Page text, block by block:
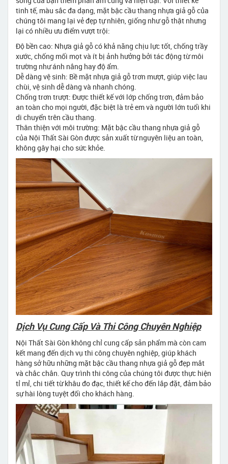
tinh tế, màu sắc đa dạng, mặt bậc cầu thang nhựa giả gỗ của
chúng tôi mang lại vẻ đẹp tự nhiên, giống như gỗ thật nhưng
lại có nhiều ưu điểm vượt trội:
Độ bền cao: Nhựa giả gỗ có khả năng chịu lực tốt, chống trầy
xước, chống mối mọt và ít bị ảnh hưởng bởi tác động từ môi
trường như ánh nắng hay độ ẩm.
Dễ dàng vệ sinh: Bề mặt nhựa giả gỗ trơn mượt, giúp việc lau
chùi, vệ sinh dễ dàng và nhanh chóng.
Chống trơn trượt: Được thiết kế với lớp chống trơn, đảm bảo
an toàn cho mọi người, đặc biệt là trẻ em và người lớn tuổi khi
di chuyển trên cầu thang.
Thân thiện với môi trường: Mặt bậc cầu thang nhựa giả gỗ
của Nội Thất Sài Gòn được sản xuất từ nguyên liệu an toàn,
không gây hại cho sức khỏe.
Dịch Vụ Cung Cấp Và Thi Công Chuyên Nghiệp
Nội Thất Sài Gòn không chỉ cung cấp sản phẩm mà còn cam
kết mang đến dịch vụ thi công chuyên nghiệp, giúp khách
hàng sở hữu những mặt bậc cầu thang nhựa giả gỗ đẹp mắt
và chắc chắn. Quy trình thi công của chúng tôi được thực hiện
tỉ mỉ, chi tiết từ khâu đo đạc, thiết kế cho đến lắp đặt, đảm bảo
sự hài lòng tuyệt đối cho khách hàng.